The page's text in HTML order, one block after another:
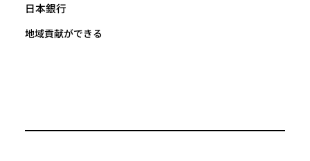
日本銀行
地域貢献ができる